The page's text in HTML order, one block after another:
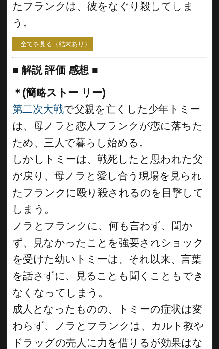
たフランクは、彼をなぐり殺してしま
う。
...全てを見る（結末あり）
■ 解説 評価 感想 ■
＊(簡略ストー リー)
第二次大戦で父親を亡くした少年トミー
は、母ノラと恋人フランクが恋に落ちた
ため、三人で暮らし始める。
しかしトミーは、戦死したと思われた父
が戻り、母ノラと愛し合う現場を見られ
たフランクに殴り殺されるのを目撃して
しまう。
ノラとフランクに、何も言わず、聞か
ず、見なかったことを強要されショック
を受けた幼いトミーは、それ以来、言葉
を話さずに、見ることも聞くこともでき
なくなってしまう。
成人となったものの、トミーの症状は変
わらず、ノラとフランクは、カルト教や
ドラッグの売人に力を借りるが効果はな